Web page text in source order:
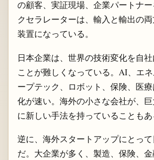
の顧客、実証現場、企業パートナ
クセラレーターは、輸入と輸出の
装置になっている。
日本企業は、世界の技術変化を自
ことが難しくなっている。AI、エ
ープテック、ロボット、保険、医
化が速い。海外の小さな会社が、
に新しい手法を持っていることもあ
逆に、海外スタートアップにとっ
だ。大企業が多く、製造、保険、